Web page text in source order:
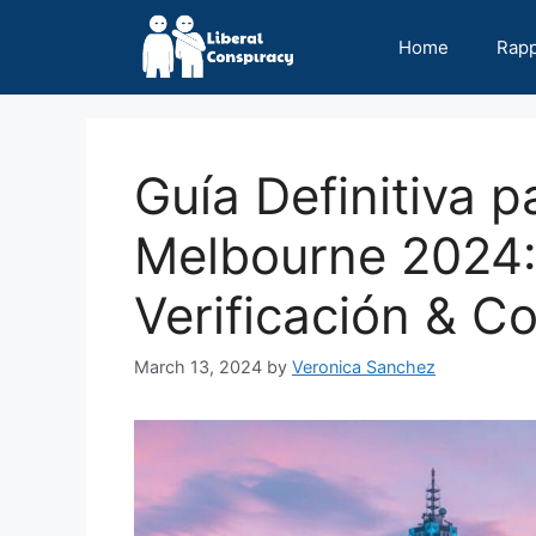
Home
Guía Definitiva
Melbourne
Verificación &
March 13, 2024 by Veronica Sanchez